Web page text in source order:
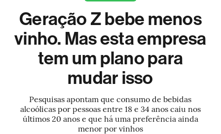
Geração Z bebe menos
vinho. Mas esta empresa
tem um plano para
mudar isso
Pesquisas apontam que consumo de bebidas
alcoólicas por pessoas entre 18 e 34 anos caiu nos
últimos 20 anos e que há uma preferência ainda
menor por vinhos